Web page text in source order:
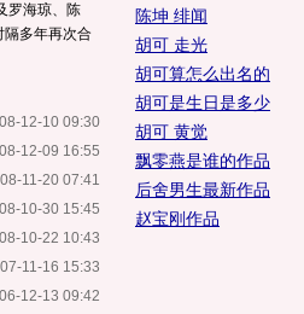
罗海琼、陈
隔多年再次合
08-12-10 09:30
08-12-09 16:55
08-11-20 07:41
08-10-30 15:45
08-10-22 10:43
07-11-16 15:33
06-12-13 09:42
陈坤 绯闻
胡可 走光
胡可算怎么出名的
胡可是生日是多少
胡可 黄觉
飘零燕是谁的作品
后舍男生最新作品
赵宝刚作品